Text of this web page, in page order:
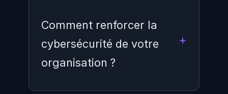
Comment renforcer la
cybersécurité de votre
organisation ?